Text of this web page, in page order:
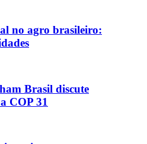
no agro brasileiro:
Brasil discute
COP 31